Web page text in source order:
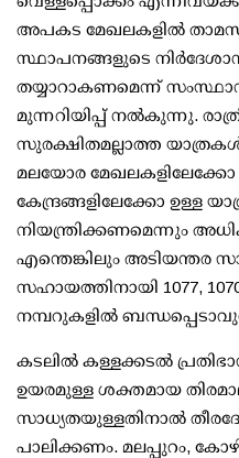
അപകട മേഖലകളില്‍
സ്ഥാപനങ്ങളുടെ
തയ്യാറാകണമെന്ന്
മുന്നറിയിപ്പ് നല്‍കുന്നു.
സുരക്ഷിതമല്ലാത്ത
മലയോര
കേന്ദ്രങ്ങളിലേക്കോ ഉള്ള
നിയന്ത്രിക്കണമെന്നും
എന്തെങ്കിലും അടിയന്തര
സഹായത്തിനായി 1077,
നമ്പറുകളില്‍
കടലില്‍ കള്ളക്കടല്‍
ഉയരമുള്ള ശക്തമായ
സാധ്യതയുള്ളതിനാല്‍
പാലിക്കണം. മലപ്പുറം,